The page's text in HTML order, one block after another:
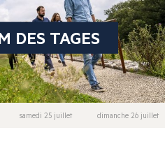
DES TAGES
samedi 25 juillet dimanche 26 juillet